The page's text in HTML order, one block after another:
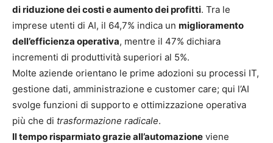
di riduzione dei costi e aumento dei profitti. Tra le
imprese utenti di AI, il 64,7% indica un miglioramento
dell’efficienza operativa, mentre il 47% dichiara
incrementi di produttività superiori al 5%.
Molte aziende orientano le prime adozioni su processi IT,
gestione dati, amministrazione e customer care; qui l’AI
svolge funzioni di supporto e ottimizzazione operativa
più che di trasformazione radicale.
Il tempo risparmiato grazie all’automazione viene